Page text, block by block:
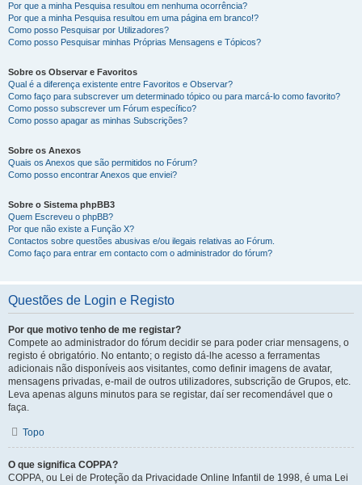
Por que a minha Pesquisa resultou em nenhuma ocorrência?
Por que a minha Pesquisa resultou em uma página em branco!?
Como posso Pesquisar por Utilizadores?
Como posso Pesquisar minhas Próprias Mensagens e Tópicos?
Sobre os Observar e Favoritos
Qual é a diferença existente entre Favoritos e Observar?
Como faço para subscrever um determinado tópico ou para marcá-lo como favorito?
Como posso subscrever um Fórum específico?
Como posso apagar as minhas Subscrições?
Sobre os Anexos
Quais os Anexos que são permitidos no Fórum?
Como posso encontrar Anexos que enviei?
Sobre o Sistema phpBB3
Quem Escreveu o phpBB?
Por que não existe a Função X?
Contactos sobre questões abusivas e/ou ilegais relativas ao Fórum.
Como faço para entrar em contacto com o administrador do fórum?
Questões de Login e Registo
Por que motivo tenho de me registar?
Compete ao administrador do fórum decidir se para poder criar mensagens, o
registo é obrigatório. No entanto; o registo dá-lhe acesso a ferramentas
adicionais não disponíveis aos visitantes, como definir imagens de avatar,
mensagens privadas, e-mail de outros utilizadores, subscrição de Grupos, etc.
Leva apenas alguns minutos para se registar, daí ser recomendável que o
faça.
Topo
O que significa COPPA?
COPPA, ou Lei de Proteção da Privacidade Online Infantil de 1998, é uma Lei